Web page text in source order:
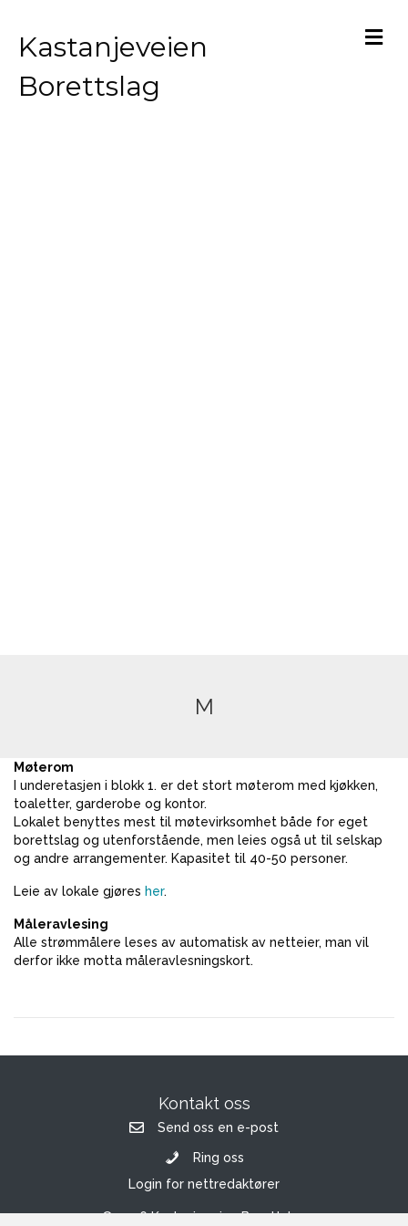
Kastanjeveien
Borettslag
M
Møterom
I underetasjen i blokk 1. er det stort møterom med kjøkken,
toaletter, garderobe og kontor.
Lokalet benyttes mest til møtevirksomhet både for eget
borettslag og utenforstående, men leies også ut til selskap
og andre arrangementer. Kapasitet til 40-50 personer.
Leie av lokale gjøres her.
Måleravlesing
Alle strømmålere leses av automatisk av netteier, man vil
derfor ikke motta måleravlesningskort.
Kontakt oss
Send oss en e-post
Ring oss
Login for nettredaktører
© 2026 Kastanjeveien Borettslag